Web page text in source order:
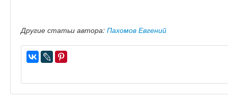
Другие статьи автора: Пахомов Евгений